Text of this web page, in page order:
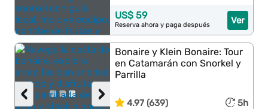
Ver
US$ 59
Reserva ahora y paga después
›
‹
Bonaire y Klein Bonaire: Tour
en Catamarán con Snorkel y
Parrilla
4.97 (639) 5h